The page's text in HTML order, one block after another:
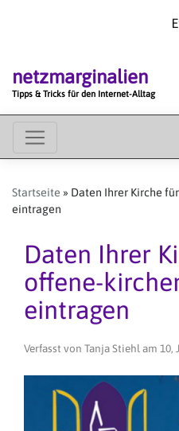
netzmarginalien
Tipps & Tricks für den Internet-Alltag
MAIN
MENU
Startseite
Daten Ihrer Kirche
eintragen
Daten Ihrer
offene-
eintragen
Verfasst von Tanja Stiehl am 10,